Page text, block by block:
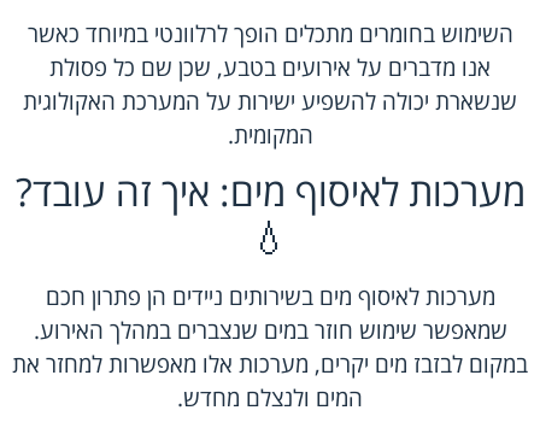
השימוש בחומרים מתכלים הופך לרלוונטי במיוחד כאשר
אנו מדברים על אירועים בטבע, שכן שם כל פסולת
שנשארת יכולה להשפיע ישירות על המערכת האקולוגית
המקומית.
מערכות לאיסוף מים: איך זה עובד?
💧
מערכות לאיסוף מים בשירותים ניידים הן פתרון חכם
שמאפשר שימוש חוזר במים שנצברים במהלך האירוע.
במקום לבזבז מים יקרים, מערכות אלו מאפשרות למחזר את
המים ולנצלם מחדש.